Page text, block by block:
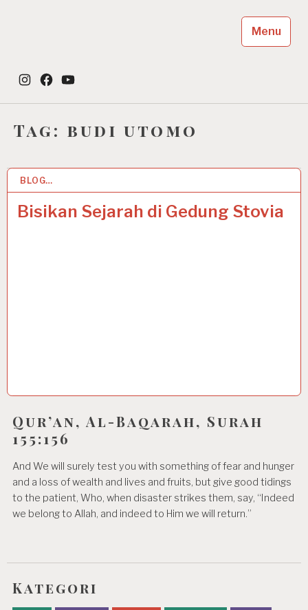
Dayah Jeumala Amal
Place of The Future Leader
Instagram
FacebookYouTube
Menu
Tag: budi utomo
BLOG…
Bisikan Sejarah di Gedung Stovia
20 MAY 2025
Qur’an, Al-Baqarah, Surah
155:156
And We will surely test you with something of fear and hunger
and a loss of wealth and lives and fruits, but give good tidings
to the patient, Who, when disaster strikes them, say, “Indeed
we belong to Allah, and indeed to Him we will return.”
Kategori